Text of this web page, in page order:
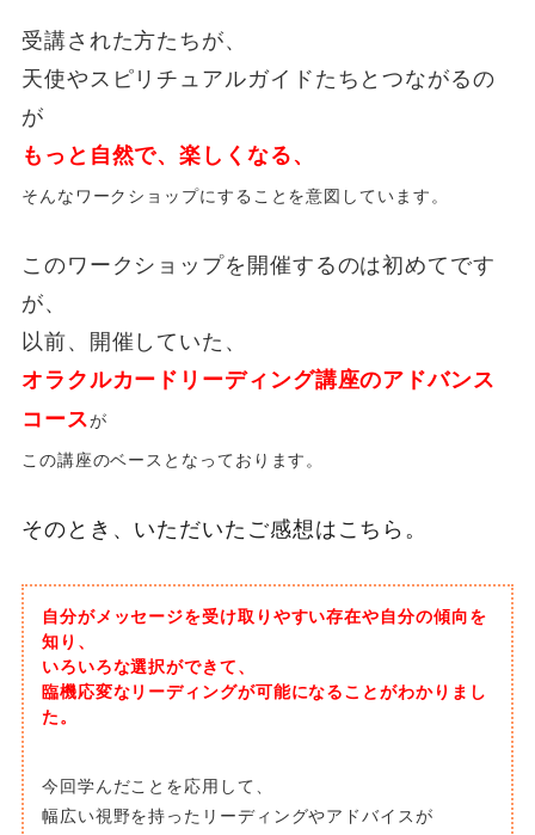
受講された方たちが、
天使やスピリチュアルガイドたちとつながるの
が
もっと自然で、楽しくなる、
そんなワークショップにすることを意図しています。
このワークショップを開催するのは初めてです
が、
以前、開催していた、
オラクルカードリーディング講座のアドバンス
コースが
この講座のベースとなっております。
そのとき、いただいたご感想はこちら。
自分がメッセージを受け取りやすい存在や自分の傾向を
知り、
いろいろな選択ができて、
臨機応変なリーディングが可能になることがわかりまし
た。
今回学んだことを応用して、
幅広い視野を持ったリーディングやアドバイスが